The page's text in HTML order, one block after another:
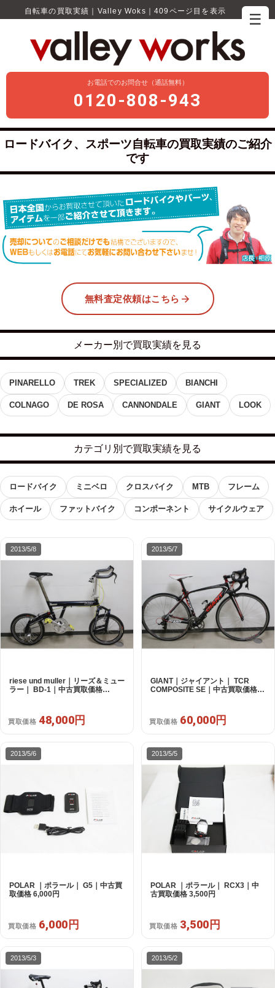
☰
自転車の買取実績｜Valley Woks｜409ページ目を表示
お電話でのお問合せ（通話無料）
0120-808-943
ロードバイク、スポーツ自転車の買取実績のご紹介
です
無料査定依頼はこちら
メーカー別で買取実績を見る
PINARELLO TREK SPECIALIZED BIANCHI
COLNAGO DE ROSA CANNONDALE GIANT LOOK
カテゴリ別で買取実績を見る
ロードバイク ミニベロ クロスバイク MTB フレーム
ホイール ファットバイク コンポーネント サイクルウェア
2013/5/8
riese und muller｜リーズ＆ミュー
ラー｜ BD-1｜中古買取価格
買取価格 48,000円
2013/5/7
GIANT｜ジャイアント｜ TCR
COMPOSITE SE｜中古買取価格
買取価格 60,000円
2013/5/6
POLAR ｜ポラール｜ G5｜中古買
取価格 6,000円
買取価格 6,000円
2013/5/5
POLAR ｜ポラール｜ RCX3｜中
古買取価格 3,500円
買取価格 3,500円
2013/5/3 2013/5/2